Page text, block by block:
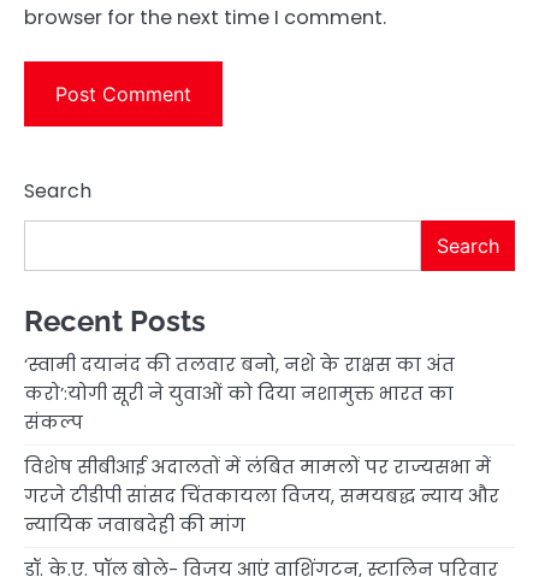
browser for the next time I comment.
Search
Search
Recent Posts
‘स्वामी दयानंद की तलवार बनो, नशे के राक्षस का अंत
करो’:योगी सूरी ने युवाओं को दिया नशामुक्त भारत का
संकल्प
विशेष सीबीआई अदालतों में लंबित मामलों पर राज्यसभा में
गरजे टीडीपी सांसद चिंतकायला विजय, समयबद्ध न्याय और
न्यायिक जवाबदेही की मांग
डॉ. के.ए. पॉल बोले- विजय आएं वाशिंगटन, स्टालिन परिवार